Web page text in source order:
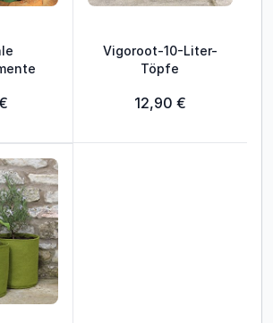
Vigoroot-10-Liter-
Töpfe
12,90 €